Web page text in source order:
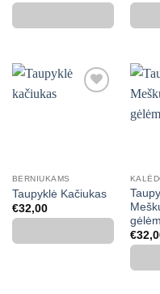
BERNIUKAMS
Taupyklė Kačiukas
€32,00
€